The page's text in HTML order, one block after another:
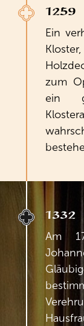
1259
Ein
zum
ein
1332
Am